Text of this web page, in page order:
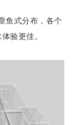
式分布，各个
验更佳。